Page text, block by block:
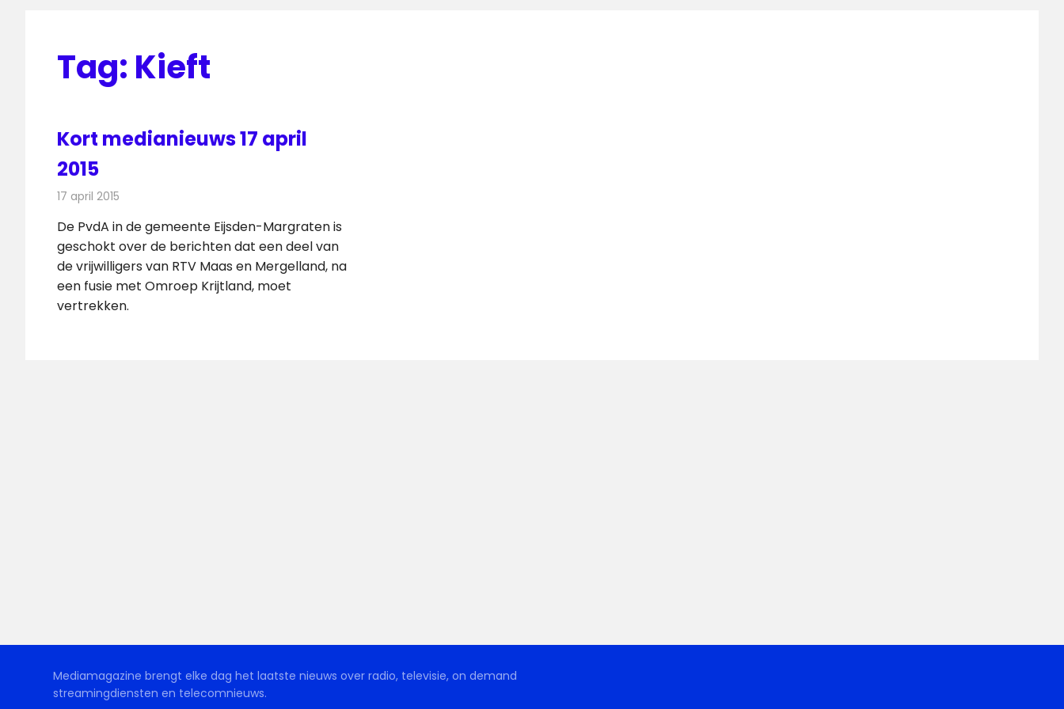
Tag: Kieft
Kort medianieuws 17 april
2015
17 april 2015
De PvdA in de gemeente Eijsden-Margraten is
geschokt over de berichten dat een deel van
de vrijwilligers van RTV Maas en Mergelland, na
een fusie met Omroep Krijtland, moet
vertrekken.
Mediamagazine brengt elke dag het laatste nieuws over radio, televisie, on demand
streamingdiensten en telecomnieuws.